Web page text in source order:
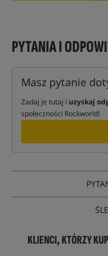
PYTANIA I
Masz pytanie
Zadaj je tutaj i uzyskaj
społeczności Rockworld!
KLIENCI, KTÓRZY